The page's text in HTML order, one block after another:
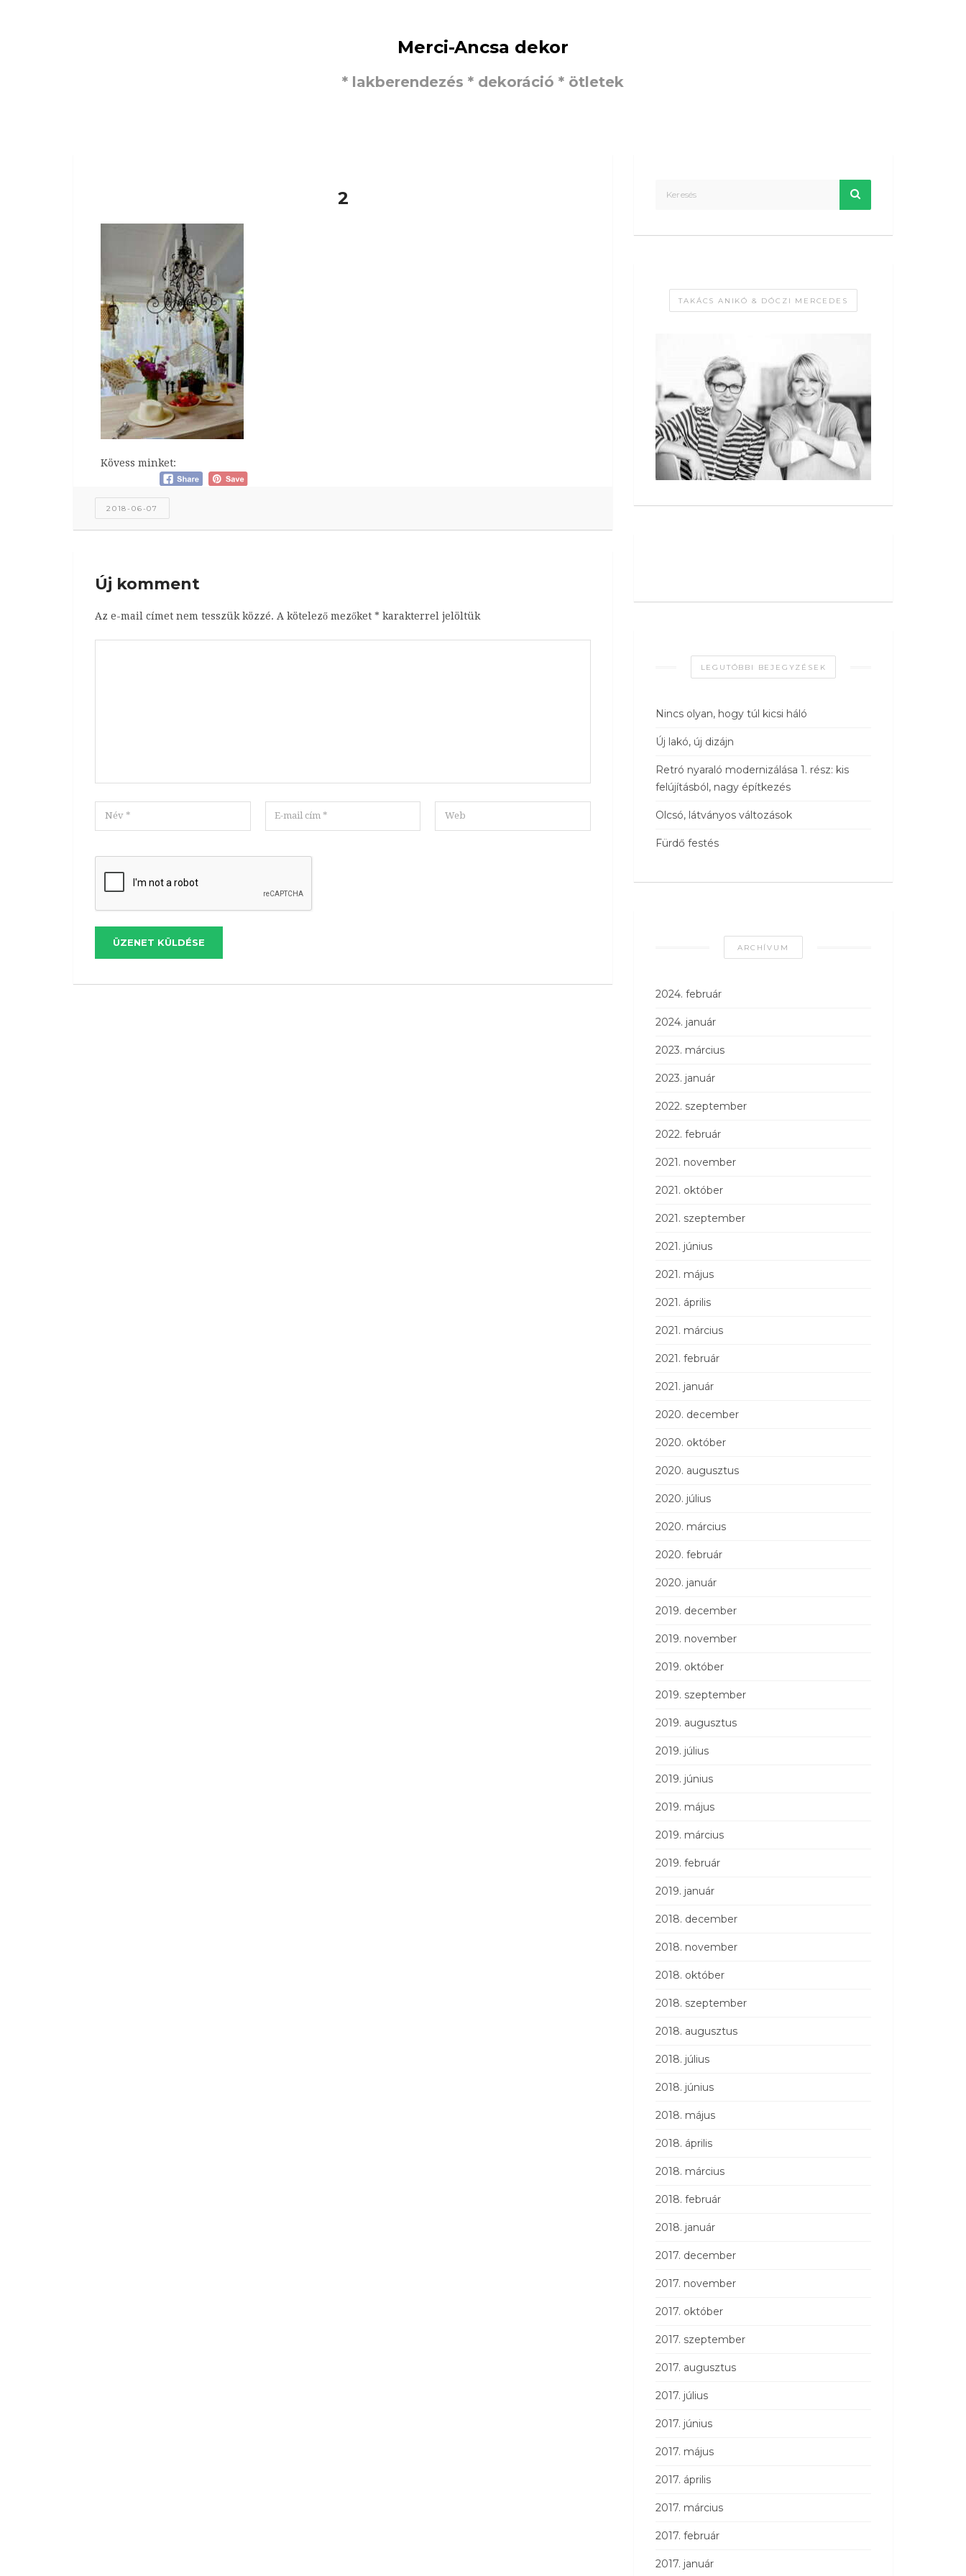
Merci-Ancsa dekor
* lakberendezés * dekoráció * ötletek
2
Kövess minket:
2018-06-07
Új komment
Az e-mail címet nem tesszük közzé. A kötelező mezőket * karakterrel jelöltük
ÜZENET KÜLDÉSE
TAKÁCS ANIKÓ & DÓCZI MERCEDES
LEGUTÓBBI BEJEGYZÉSEK
Nincs olyan, hogy túl kicsi háló
Új lakó, új dizájn
Retró nyaraló modernizálása 1. rész: kis
felújításból, nagy építkezés
Olcsó, látványos változások
Fürdő festés
ARCHÍVUM
2024. február
2024. január
2023. március
2023. január
2022. szeptember
2022. február
2021. november
2021. október
2021. szeptember
2021. június
2021. május
2021. április
2021. március
2021. február
2021. január
2020. december
2020. október
2020. augusztus
2020. július
2020. március
2020. február
2020. január
2019. december
2019. november
2019. október
2019. szeptember
2019. augusztus
2019. július
2019. június
2019. május
2019. március
2019. február
2019. január
2018. december
2018. november
2018. október
2018. szeptember
2018. augusztus
2018. július
2018. június
2018. május
2018. április
2018. március
2018. február
2018. január
2017. december
2017. november
2017. október
2017. szeptember
2017. augusztus
2017. július
2017. június
2017. május
2017. április
2017. március
2017. február
2017. január